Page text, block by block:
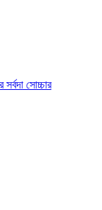
সোচ্চার